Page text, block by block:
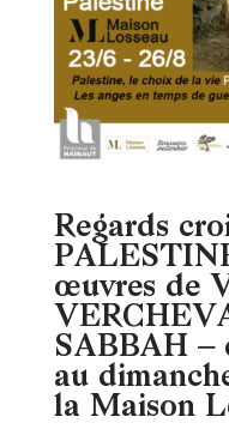
Regards
œuvres de
SABBAH –
au
la Maison